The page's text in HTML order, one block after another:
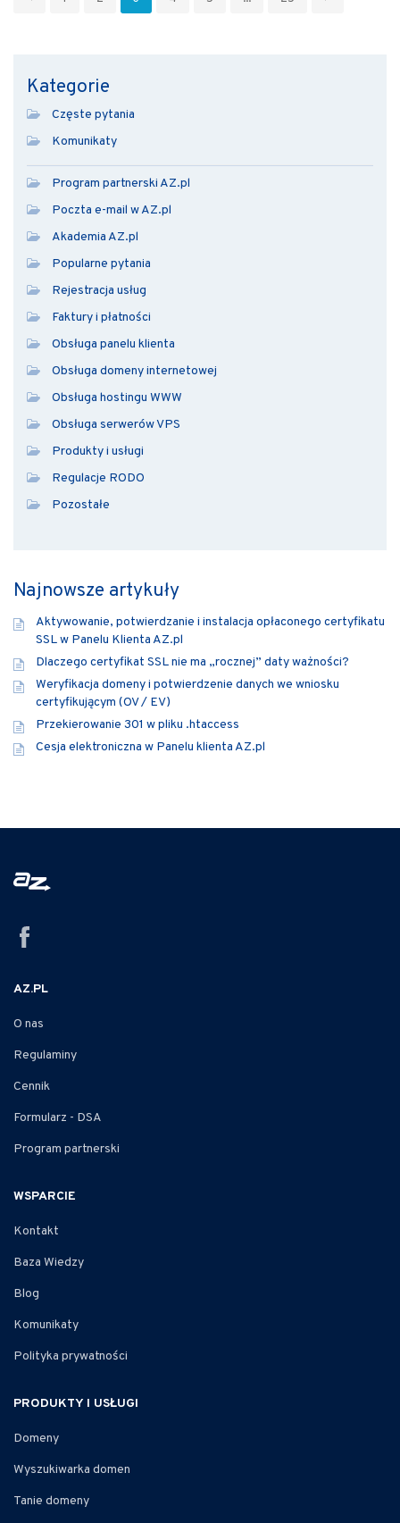
Kategorie
Częste pytania
Komunikaty
Program partnerski AZ.pl
Poczta e-mail w AZ.pl
Akademia AZ.pl
Popularne pytania
Rejestracja usług
Faktury i płatności
Obsługa panelu klienta
Obsługa domeny internetowej
Obsługa hostingu WWW
Obsługa serwerów VPS
Produkty i usługi
Regulacje RODO
Pozostałe
Najnowsze artykuły
Aktywowanie, potwierdzanie i instalacja opłaconego certyfikatu
SSL w Panelu Klienta AZ.pl
Dlaczego certyfikat SSL nie ma „rocznej” daty ważności?
Weryfikacja domeny i potwierdzenie danych we wniosku
certyfikującym (OV / EV)
Przekierowanie 301 w pliku .htaccess
Cesja elektroniczna w Panelu klienta AZ.pl
AZ.PL
O nas
Regulaminy
Cennik
Formularz - DSA
Program partnerski
WSPARCIE
Kontakt
Baza Wiedzy
Blog
Komunikaty
Polityka prywatności
PRODUKTY I USŁUGI
Domeny
Wyszukiwarka domen
Tanie domeny